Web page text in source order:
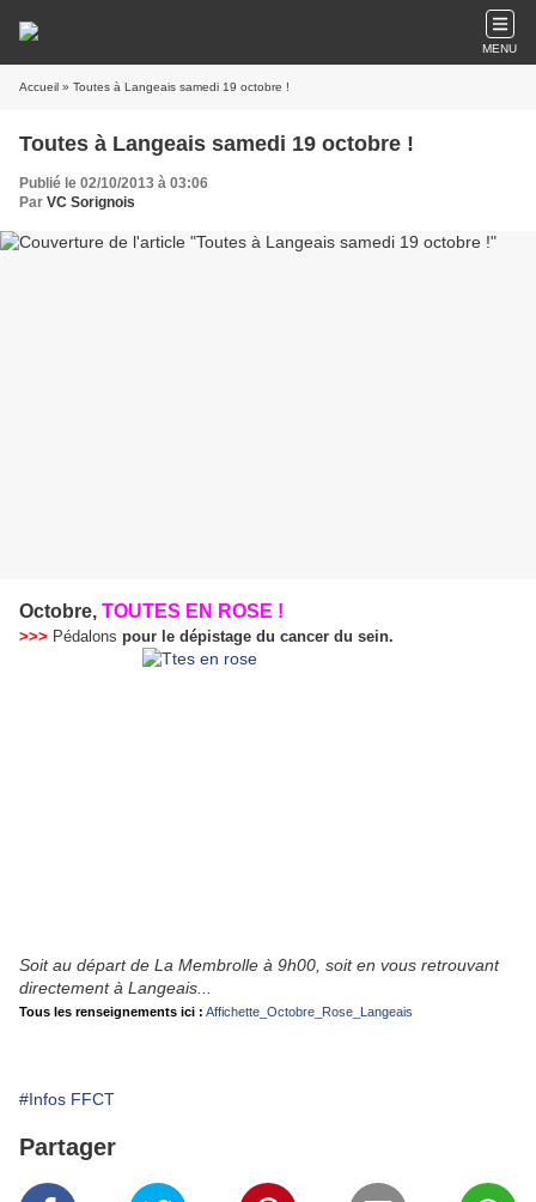
MENU
Accueil » Toutes à Langeais samedi 19 octobre !
Toutes à Langeais samedi 19 octobre !
Publié le 02/10/2013 à 03:06
Par VC Sorignois
Octobre, TOUTES EN ROSE !
>>> Pédalons pour le dépistage du cancer du sein.
Soit au départ de La Membrolle à 9h00, soit en vous retrouvant
directement à Langeais...
Tous les renseignements ici : Affichette_Octobre_Rose_Langeais
#Infos FFCT
Partager